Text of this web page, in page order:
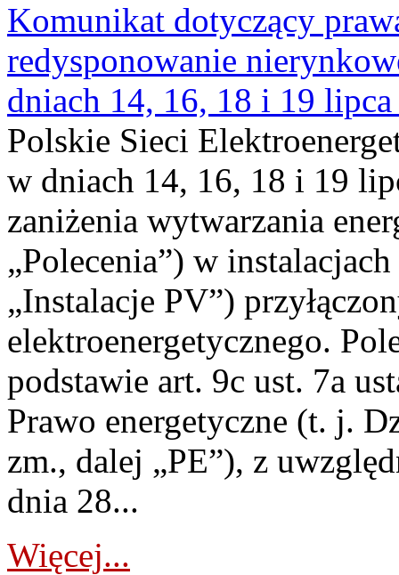
Komunikat dotyczący
redysponowanie
dniach 14, 16, 18 i 19
Polskie Sieci
w dniach 14, 16, 18 i 19
zaniżenia wytwarzania
„Polecenia”) w
„Instalacje PV”)
elektroenergetycznego.
podstawie art. 9c ust. 7a
Prawo energetyczne (t. j.
zm., dalej „PE”), z
dnia 28...
Więcej...